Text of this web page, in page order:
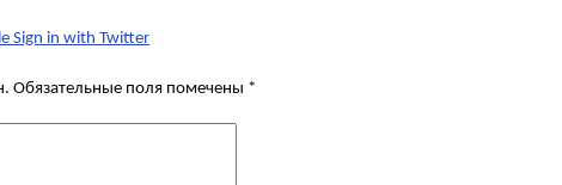
Sign in with Twitter
Обязательные поля помечены *